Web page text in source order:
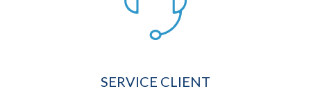
SERVICE CLIENT